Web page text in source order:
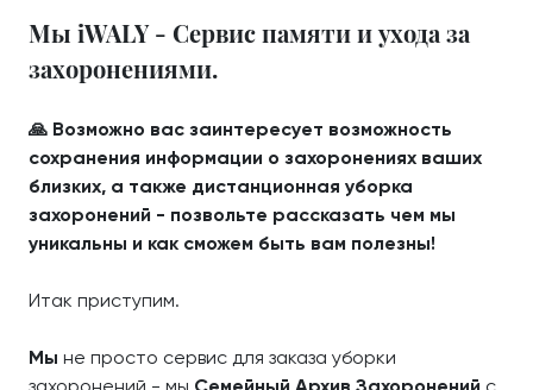
Мы iWALY - Сервис памяти и ухода за
захоронениями.
🙏 Возможно вас заинтересует возможность
сохранения информации о захоронениях ваших
близких, а также дистанционная уборка
захоронений - позвольте рассказать чем мы
уникальны и как сможем быть вам полезны!
Итак приступим.
Мы не просто сервис для заказа уборки